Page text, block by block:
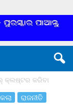
କ୍ଲଷ୍ଟର କରିବା
ରାଜନୀତି